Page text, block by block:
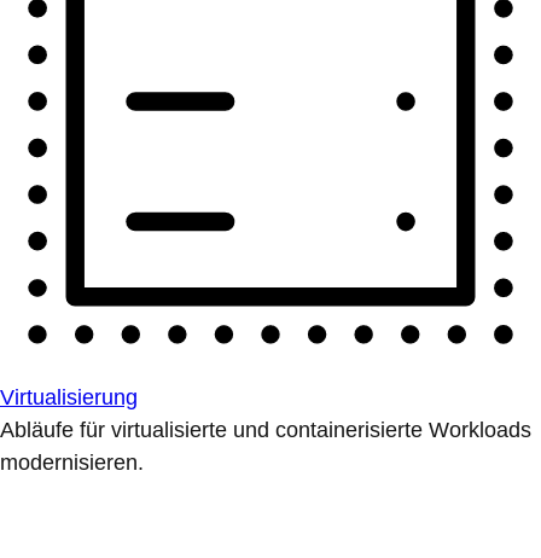
Virtualisierung
Abläufe für virtualisierte und containerisierte Workloads
modernisieren.